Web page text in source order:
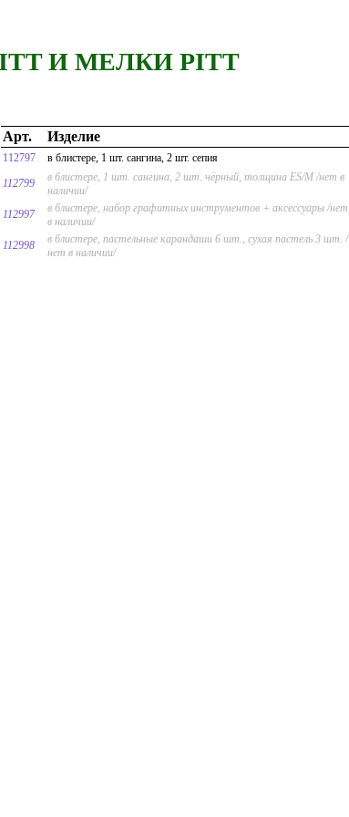
И МЕЛКИ PITT
Арт. Изделие
112797 в блистере, 1 шт. сангина, 2 шт. сепия
112799
в блистере, 1 шт. сангина, 2 шт. чёрный, толщина ES/M /нет в
наличии/
112997
в блистере, набор графитных инструментов + аксессуары /нет
в наличии/
112998
в блистере, пастельные карандаши 6 шт., сухая пастель 3 шт. /
нет в наличии/